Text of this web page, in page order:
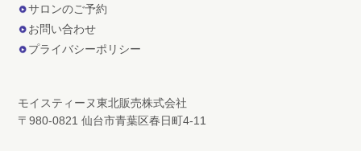
サロンのご予約
お問い合わせ
プライバシーポリシー
モイスティーヌ東北販売株式会社
〒980-0821 仙台市青葉区春日町4-11